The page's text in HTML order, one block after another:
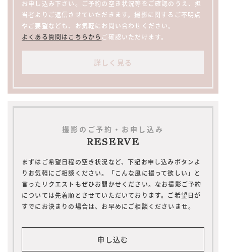
お申し込み下さい。ご予約の空き状況等をご確認のうえ、担
当者よりご返信させていただきます。撮影に関するご不明点
やご要望なども、お気軽にお問い合わせください。
よくある質問はこちらから ご確認いただけます。
詳しく見る
撮影のご予約・お申し込み
RESERVE
まずはご希望日程の空き状況など、下記お申し込みボタンよ
りお気軽にご相談ください。「こんな風に撮って欲しい」と
言ったリクエストもぜひお聞かせください。なお撮影ご予約
については先着順とさせていただいております。ご希望日が
すでにお決まりの場合は、お早めにご相談くださいませ。
申し込む